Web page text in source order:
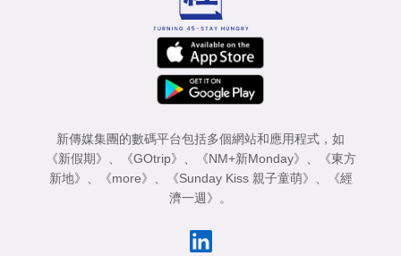
新傳媒集團的數碼平台包括多個網站和應用程式，如
《新假期》
《GOtrip》 《NM+新Monday》
《東方
新地》
《more》 《Sunday Kiss 親子童萌》
《經
濟一週》
。